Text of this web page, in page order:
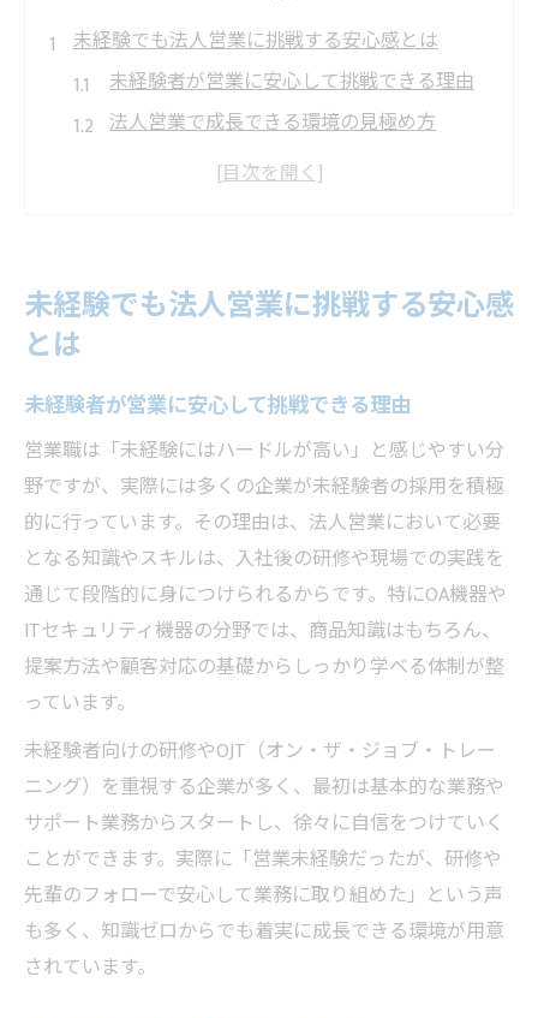
未経験でも法人営業に挑戦する安心感とは
未経験者が営業に安心して挑戦できる理由
法人営業で成長できる環境の見極め方
営業未経験から始めるキャリアの第一歩
愛知県名古屋市で営業に挑戦する魅力
愛知県名古屋市で営業がきつくない理由を解説
営業未経験でも働きやすい職場環境の秘密
営業がきつい業界との違いを知るメリット
OA機器営業で無理なく始められる理由
法人営業で働きやすい条件を徹底解説
営業未経験者が法人営業で活躍できるヒント
未経験でも営業で活躍できるコツを伝授
営業未経験者が法人営業で得られる強み
営業で大切なスキルの身につけ方とは
OA機器営業で成果を出す仕事術を紹介
きついイメージを覆す法人営業の魅力を発見
営業がきついと思われがちな理由と現実
法人営業で感じるやりがいと成長の瞬間
営業職の働きやすさを実感できるポイント
未経験で始める営業の魅力を詳しく解説
未経験でも法人営業に挑戦する安心感
とは
未経験者が営業に安心して挑戦できる理由
営業職は「未経験にはハードルが高い」と感じやすい分
野ですが、実際には多くの企業が未経験者の採用を積極
的に行っています。その理由は、法人営業において必要
となる知識やスキルは、入社後の研修や現場での実践を
通じて段階的に身につけられるからです。特にOA機器や
ITセキュリティ機器の分野では、商品知識はもちろん、
提案方法や顧客対応の基礎からしっかり学べる体制が整
っています。
未経験者向けの研修やOJT（オン・ザ・ジョブ・トレー
ニング）を重視する企業が多く、最初は基本的な業務や
サポート業務からスタートし、徐々に自信をつけていく
ことができます。実際に「営業未経験だったが、研修や
先輩のフォローで安心して業務に取り組めた」という声
も多く、知識ゼロからでも着実に成長できる環境が用意
されています。